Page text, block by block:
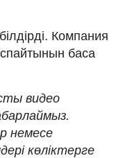
Компания
баса
видео
немесе
көліктерге